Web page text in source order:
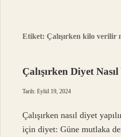
Etiket:Çalışırken kilo verilir
Çalışırken Diyet Nasıl
Tarih: Eylül 19, 2024
Çalışırken nasıl diyet
için diyet: Güne mutlaka